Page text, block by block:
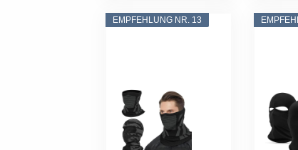
EMPFEHLUNG NR. 13